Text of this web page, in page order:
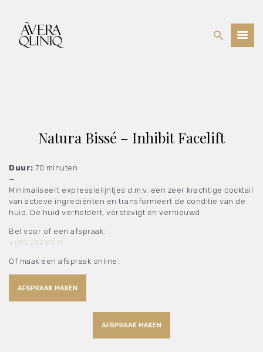
OVER ONS
Natura Bissé – Inhibit Facelift
Duur: 70 minuten
—
Minimaliseert expressielijntjes d.m.v. een zeer krachtige cocktail
van actieve ingrediënten en transformeert de conditie van de
huid. De huid verheldert, verstevigt en vernieuwd.
Bel voor of een afspraak:
+010 232 8577
Of maak een afspraak online:
AFSPRAAK MAKEN
AFSPRAAK MAKEN